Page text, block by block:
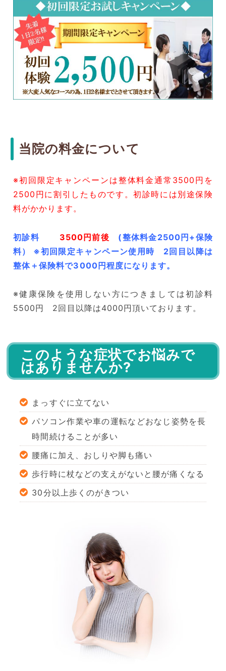
当院の料金について
※初回限定キャンペーンは整体料金通常3500円を
2500円に割引したものです。初診時には別途保険
料がかかります。
初診料 3500円前後
(整体料金2500円+保険
料） ※初回限定キャンペーン使用時 2回目以降は
整体＋保険料で3000円程度になります。
※健康保険を使用しない方につきましては初診料
5500円 2回目以降は4000円頂いております。
このような症状でお悩みで
はありませんか?
まっすぐに立てない
パソコン作業や車の運転などおなじ姿勢を長
時間続けることが多い
腰痛に加え、おしりや脚も痛い
歩行時に杖などの支えがないと腰が痛くなる
30分以上歩くのがきつい